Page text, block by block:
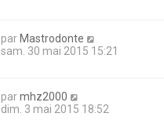
par Mastrodonte
sam. 30 mai 2015 15:21
parmhz2000
dim. 3 mai 2015 18:52